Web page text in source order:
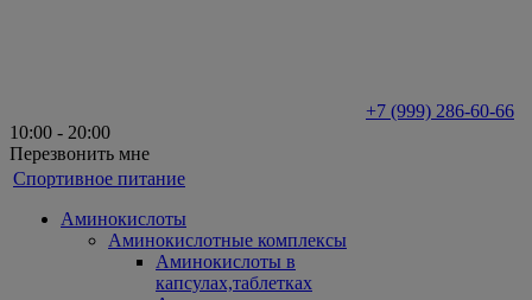
+7 (999) 286-60-66
10:00 - 20:00
Перезвонить мне
Спортивное питание
Аминокислоты
Аминокислотные комплексы
Аминокислоты в
капсулах,таблетках